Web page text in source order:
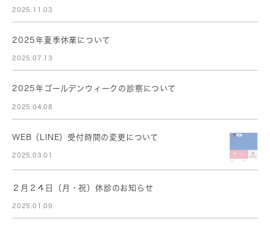
2025.11.03
2025年夏季休業について
2025.07.13
2025年ゴールデンウィークの診察について
2025.04.08
WEB（LINE）受付時間の変更について
2025.03.01
２月２４日（月・祝）休診のお知らせ
2025.01.09